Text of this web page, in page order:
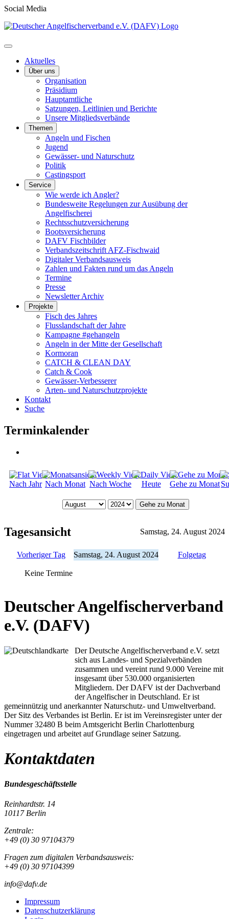
Social Media
Aktuelles
Über uns
Organisation
Präsidium
Hauptamtliche
Satzungen, Leitlinien und Berichte
Unsere Mitgliedsverbände
Themen
Angeln und Fischen
Jugend
Gewässer- und Naturschutz
Politik
Castingsport
Service
Wie werde ich Angler?
Bundesweite Regelungen zur Ausübung der
Angelfischerei
Rechtsschutzversicherung
Bootsversicherung
DAFV Fischbilder
Verbandszeitschrift AFZ-Fischwaid
Digitaler Verbandsausweis
Zahlen und Fakten rund um das Angeln
Termine
Presse
Newsletter Archiv
Projekte
Fisch des Jahres
Flusslandschaft der Jahre
Kampagne #gehangeln
Angeln in der Mitte der Gesellschaft
Kormoran
CATCH & CLEAN DAY
Catch & Cook
Gewässer-Verbesserer
Arten- und Naturschutzprojekte
Kontakt
Suche
Terminkalender
Nach Jahr Nach Monat Nach Woche Heute Gehe zu Monat
Gehe zu Monat
Tagesansicht Samstag, 24. August 2024
Vorheriger Tag Samstag, 24. August 2024 Folgetag
Keine Termine
Deutscher Angelfischerverband
e.V. (DAFV)
Der Deutsche Angelfischerverband e.V. setzt
sich aus Landes- und Spezialverbänden
zusammen und vereint rund 9.000 Vereine mit
insgesamt über 530.000 organisierten
Mitgliedern. Der DAFV ist der Dachverband
der Angelfischer in Deutschland. Er ist
gemeinnützig und anerkannter Naturschutz- und Umweltverband.
Der Sitz des Verbandes ist Berlin. Er ist im Vereinsregister unter der
Nummer 32480 B beim Amtsgericht Berlin Charlottenburg
eingetragen und arbeitet auf Grundlage seiner Satzung.
Kontaktdaten
Bundesgeschäftsstelle
Reinhardtstr. 14
10117 Berlin
Zentrale:
+49 (0) 30 97104379
Fragen zum digitalen Verbandsausweis:
+49 (0) 30 97104399
info@dafv.de
Impressum
Datenschutzerklärung